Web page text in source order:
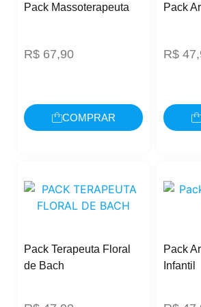
Pack Massoterapeuta
R$ 67,90
COMPRAR
Pack
R$
Pack Terapeuta Floral
de Bach
Pack
Infantil